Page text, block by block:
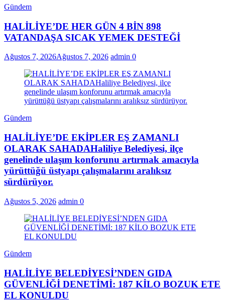
Gündem
HALİLİYE’DE HER GÜN 4 BİN 898
VATANDAŞA SICAK YEMEK DESTEĞİ
Ağustos 7, 2026Ağustos 7, 2026 admin 0
Gündem
HALİLİYE’DE EKİPLER EŞ ZAMANLI
OLARAK SAHADAHaliliye Belediyesi, ilçe
genelinde ulaşım konforunu artırmak amacıyla
yürüttüğü üstyapı çalışmalarını aralıksız
sürdürüyor.
Ağustos 5, 2026 admin 0
Gündem
HALİLİYE BELEDİYESİ’NDEN GIDA
GÜVENLİĞİ DENETİMİ: 187 KİLO BOZUK ETE
EL KONULDU